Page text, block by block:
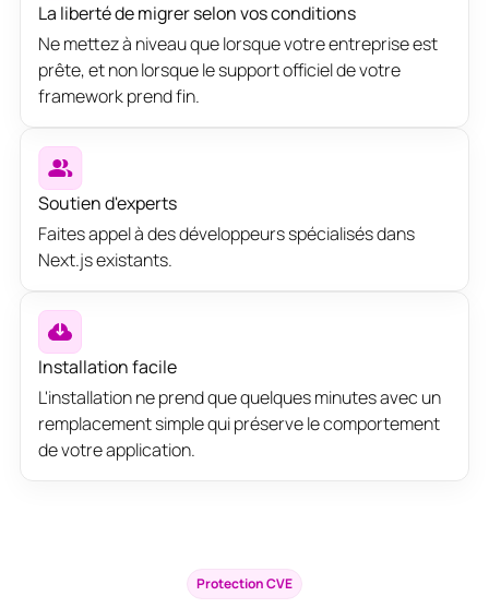
La liberté de migrer selon vos conditions
Ne mettez à niveau que lorsque votre entreprise est
prête, et non lorsque le support officiel de votre
framework prend fin.
Soutien d'experts
Faites appel à des développeurs spécialisés dans
Next.js existants.
Installation facile
L'installation ne prend que quelques minutes avec un
remplacement simple qui préserve le comportement
de votre application.
Protection CVE